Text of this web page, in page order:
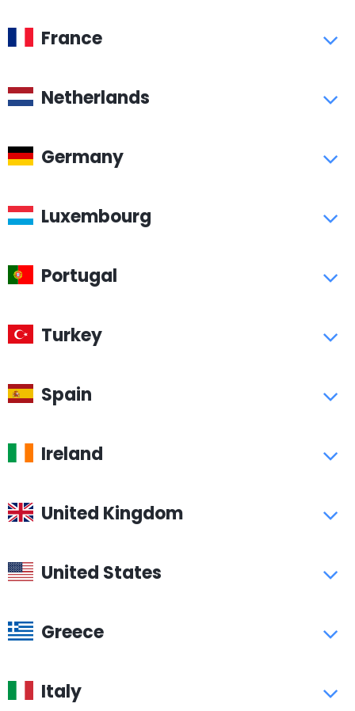
France
Netherlands
Germany
Luxembourg
Portugal
Turkey
Spain
Ireland
United Kingdom
United States
Greece
Italy